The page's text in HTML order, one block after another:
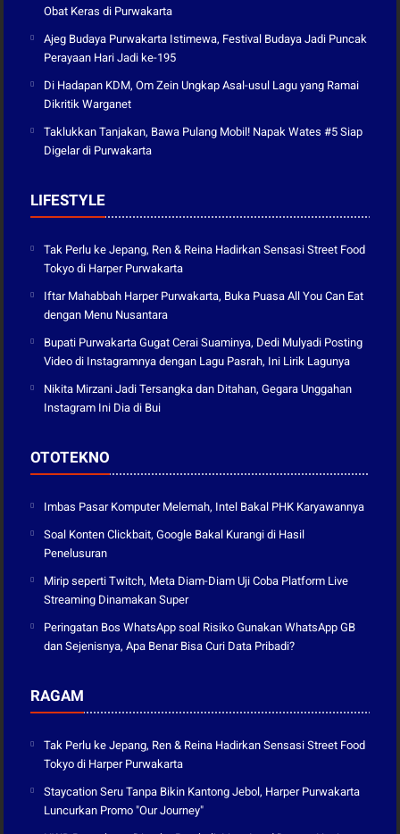
Obat Keras di Purwakarta
Ajeg Budaya Purwakarta Istimewa, Festival Budaya Jadi Puncak
Perayaan Hari Jadi ke-195
Di Hadapan KDM, Om Zein Ungkap Asal-usul Lagu yang Ramai
Dikritik Warganet
Taklukkan Tanjakan, Bawa Pulang Mobil! Napak Wates #5 Siap
Digelar di Purwakarta
LIFESTYLE
Tak Perlu ke Jepang, Ren & Reina Hadirkan Sensasi Street Food
Tokyo di Harper Purwakarta
Iftar Mahabbah Harper Purwakarta, Buka Puasa All You Can Eat
dengan Menu Nusantara
Bupati Purwakarta Gugat Cerai Suaminya, Dedi Mulyadi Posting
Video di Instagramnya dengan Lagu Pasrah, Ini Lirik Lagunya
Nikita Mirzani Jadi Tersangka dan Ditahan, Gegara Unggahan
Instagram Ini Dia di Bui
OTOTEKNO
Imbas Pasar Komputer Melemah, Intel Bakal PHK Karyawannya
Soal Konten Clickbait, Google Bakal Kurangi di Hasil
Penelusuran
Mirip seperti Twitch, Meta Diam-Diam Uji Coba Platform Live
Streaming Dinamakan Super
Peringatan Bos WhatsApp soal Risiko Gunakan WhatsApp GB
dan Sejenisnya, Apa Benar Bisa Curi Data Pribadi?
RAGAM
Tak Perlu ke Jepang, Ren & Reina Hadirkan Sensasi Street Food
Tokyo di Harper Purwakarta
Staycation Seru Tanpa Bikin Kantong Jebol, Harper Purwakarta
Luncurkan Promo "Our Journey"